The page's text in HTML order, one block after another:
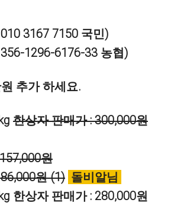
3167 7150 국민)
1296-6176-33 농협)
추가 하세요.
한상자 판매가 : 300,000원
원
원 (1) 돌비알님
한상자 판매가 : 280,000원